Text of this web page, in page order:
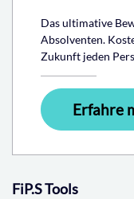
Das ultimative
Absolventen.
Zukunft jeden
Erfahre
FiP.S Tools